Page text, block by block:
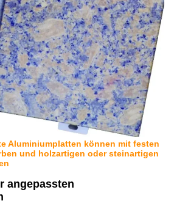
Aluminiumplatten können mit festen
und holzartigen oder steinartigen
angepassten